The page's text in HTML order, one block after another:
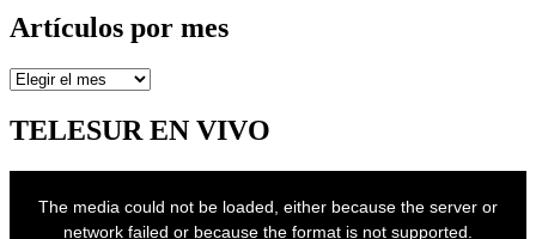
Artículos por mes
Artículos
mes
TELESUR EN VIVO